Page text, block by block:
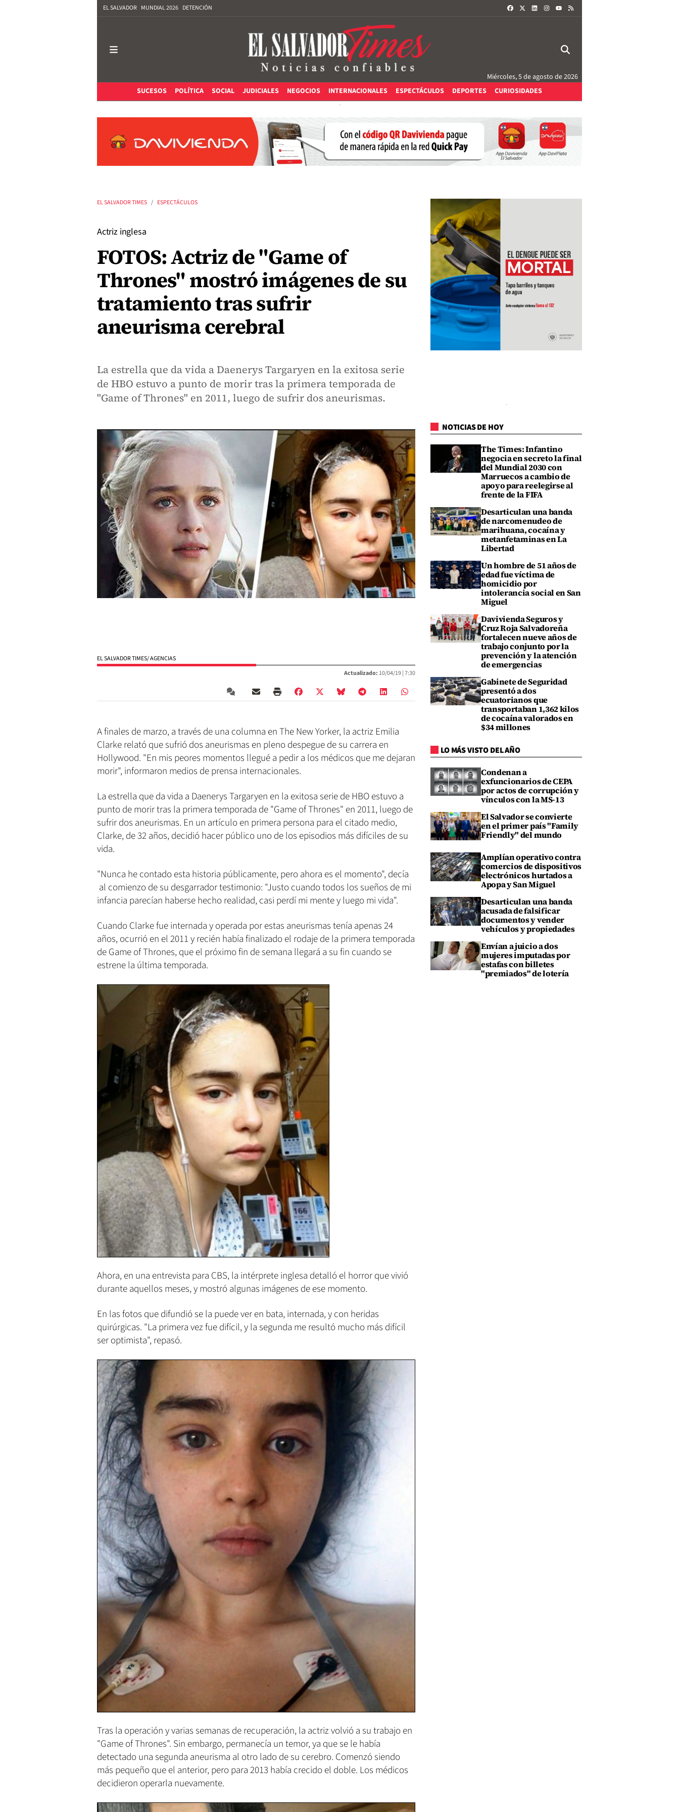
EL SALVADOR MUNDIAL 2026 DETENCIÓN FACEBOOKLINKEDININSTAGRAM
Miércoles, 5 de agosto de 2026
SUCESOS
POLÍTICA SOCIAL JUDICIALES NEGOCIOS INTERNACIONALES ESPECTÁCULOS DEPORTES CURIOSIDADES
EL SALVADOR TIMES ESPECTÁCULOS
Actriz inglesa
FOTOS: Actriz de "Game of
Thrones" mostró imágenes de su
tratamiento tras sufrir
aneurisma cerebral
La estrella que da vida a Daenerys Targaryen en la exitosa serie
de HBO estuvo a punto de morir tras la primera temporada de
"Game of Thrones" en 2011, luego de sufrir dos aneurismas.
EL SALVADOR TIMES/ AGENCIAS
Actualizado: 10/04/19 |7:30
A finales de marzo, a través de una columna en The New Yorker, la actriz Emilia
Clarke relató que sufrió dos aneurismas en pleno despegue de su carrera en
Hollywood. "En mis peores momentos llegué a pedir a los médicos que me dejaran
morir", informaron medios de prensa internacionales.
La estrella que da vida a Daenerys Targaryen en la exitosa serie de HBO estuvo a
punto de morir tras la primera temporada de "Game of Thrones" en 2011, luego de
sufrir dos aneurismas. En un artículo en primera persona para el citado medio,
Clarke, de 32 años, decidió hacer público uno de los episodios más difíciles de su
vida.
"Nunca he contado esta historia públicamente, pero ahora es el momento", decía
al comienzo de su desgarrador testimonio: "Justo cuando todos los sueños de mi
infancia parecían haberse hecho realidad, casi perdí mi mente y luego mi vida".
Cuando Clarke fue internada y operada por estas aneurismas tenía apenas 24
años, ocurrió en el 2011 y recién había finalizado el rodaje de la primera temporada
de Game of Thrones, que el próximo fin de semana llegará a su fin cuando se
estrene la última temporada.
Ahora, en una entrevista para CBS, la intérprete inglesa detalló el horror que vivió
durante aquellos meses, y mostró algunas imágenes de ese momento.
En las fotos que difundió se la puede ver en bata, internada, y con heridas
quirúrgicas. "La primera vez fue difícil, y la segunda me resultó mucho más difícil
ser optimista", repasó.
Tras la operación y varias semanas de recuperación, la actriz volvió a su trabajo en
"Game of Thrones". Sin embargo, permanecía un temor, ya que se le había
detectado una segunda aneurisma al otro lado de su cerebro. Comenzó siendo
más pequeño que el anterior, pero para 2013 había crecido el doble. Los médicos
decidieron operarla nuevamente.
NOTICIAS DE HOY
The Times: Infantino
negocia en secreto la final
del Mundial 2030 con
Marruecos a cambio de
apoyo para reelegirse al
frente de la FIFA
Desarticulan una banda
de narcomenudeo de
marihuana, cocaína y
metanfetaminas en La
Libertad
Un hombre de 51 años de
edad fue víctima de
homicidio por
intolerancia social en San
Miguel
Davivienda Seguros y
Cruz Roja Salvadoreña
fortalecen nueve años de
trabajo conjunto por la
prevención y la atención
de emergencias
Gabinete de Seguridad
presentó a dos
ecuatorianos que
transportaban 1,362 kilos
de cocaína valorados en
$34 millones
LO MÁS VISTO DEL AÑO
Condenan a
exfuncionarios de CEPA
por actos de corrupción y
vínculos con la MS-13
El Salvador se convierte
en el primer país "Family
Friendly" del mundo
Amplían operativo contra
comercios de dispositivos
electrónicos hurtados a
Apopa y San Miguel
Desarticulan una banda
acusada de falsificar
documentos y vender
vehículos y propiedades
Envían a juicio a dos
mujeres imputadas por
estafas con billetes
"premiados" de lotería